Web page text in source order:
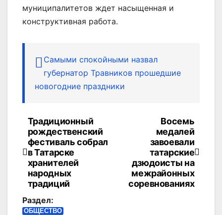
муниципалитетов ждет насыщенная и
конструктивная работа.
Самыми спокойными назвал
губернатор Травников прошедшие
новогодние праздники
Навигация
по
записям
Восемь
медалей
завоевали
татарские
дзюдоисты на
межрайонных
соревнованиях
Традиционный
рождественский
фестиваль собрал
в Татарске
хранителей
народных
традиций
Раздел:
ОБЩЕСТВО